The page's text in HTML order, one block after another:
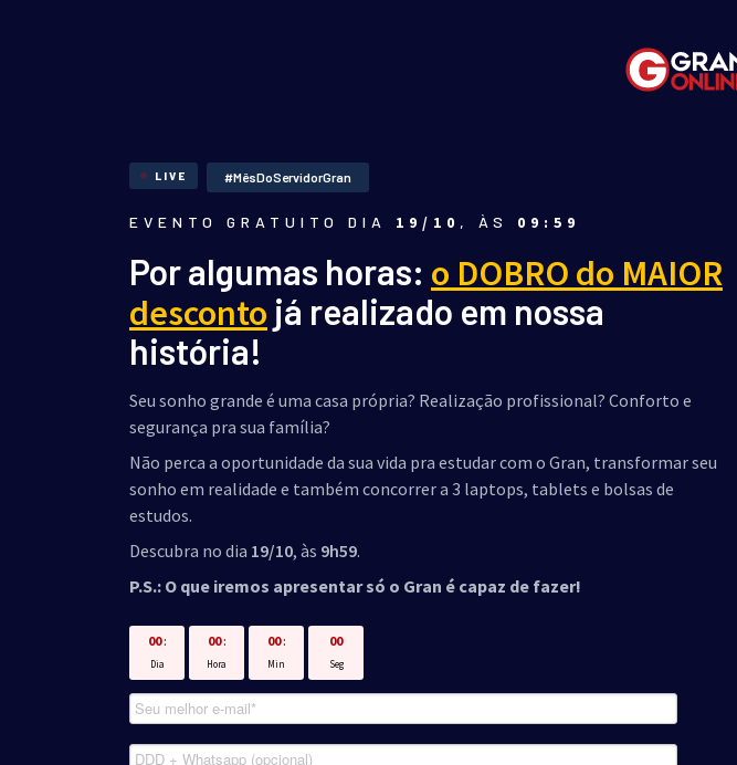
LIVE #MêsDoServidorGran
EVENTO GRATUITO DIA 19/10 , ÀS 09:59
Por algumas horas: o DOBRO do MAIOR
desconto já realizado em nossa
história!
Seu sonho grande é uma casa própria? Realização profissional? Conforto e
segurança pra sua família?
Não perca a oportunidade da sua vida pra estudar com o Gran, transformar seu
sonho em realidade e também concorrer a 3 laptops, tablets e bolsas de
estudos.
Descubra no dia 19/10, às 9h59.
P.S.: O que iremos apresentar só o Gran é capaz de fazer!
00:
Dia
00:
Hora
00:
Min
00
Seg